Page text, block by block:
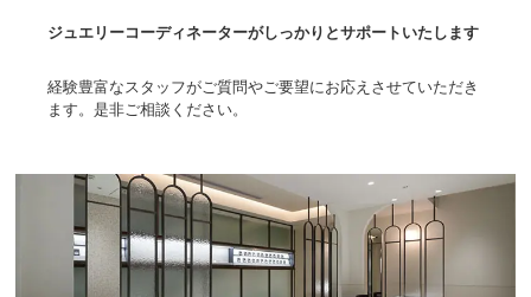
ジュエリーコーディネーターがしっかりとサポートいたします
経験豊富なスタッフがご質問やご要望にお応えさせていただき
ます。是非ご相談ください。